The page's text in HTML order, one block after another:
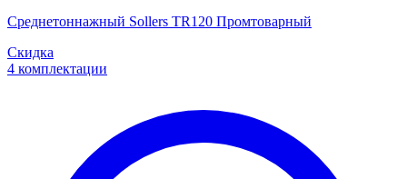
Среднетоннажный Sollers TR120 Промтоварный
Скидка
4 комплектации